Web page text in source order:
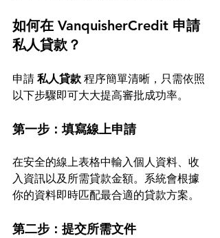
如何在 VanquisherCredit 申請
私人貸款？
申請 私人貸款 程序簡單清晰，只需依照
以下步驟即可大大提高審批成功率。
第一步：填寫線上申請
在安全的線上表格中輸入個人資料、收
入資訊以及所需貸款金額。系統會根據
你的資料即時匹配最合適的貸款方案。
第二步：提交所需文件